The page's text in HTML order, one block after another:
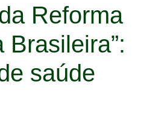
Reforma
Brasileira”:
saúde